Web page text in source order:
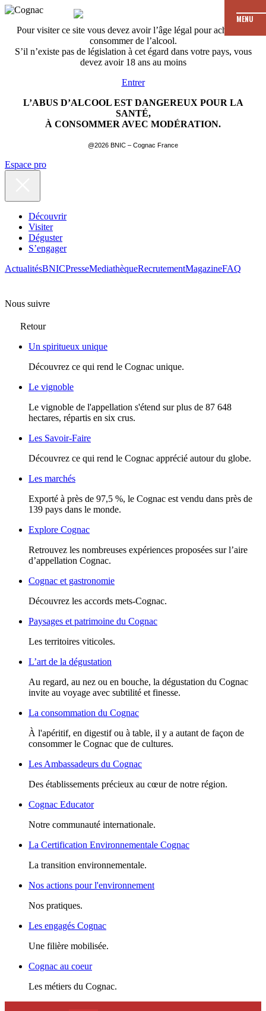
Pour visiter ce site vous devez avoir l’âge légal pour acheter et
consommer de l’alcool.
S’il n’existe pas de législation à cet égard dans votre pays, vous
devez avoir 18 ans au moins
Entrer
L’ABUS D’ALCOOL EST DANGEREUX POUR LA
SANTÉ,
À CONSOMMER AVEC MODÉRATION.
@2026 BNIC – Cognac France
MENU
Espace pro
Découvrir
Visiter
Déguster
S’engager
ActualitésBNICPresseMediathèqueRecrutementMagazineFAQ
Nous suivre
Retour
Un spiritueux unique
Découvrez ce qui rend le Cognac unique.
Le vignoble
Le vignoble de l'appellation s'étend sur plus de 87 648
hectares, répartis en six crus.
Les Savoir-Faire
Découvrez ce qui rend le Cognac apprécié autour du globe.
Les marchés
Exporté à près de 97,5 %, le Cognac est vendu dans près de
139 pays dans le monde.
Explore Cognac
Retrouvez les nombreuses expériences proposées sur l’aire
d’appellation Cognac.
Cognac et gastronomie
Découvrez les accords mets-Cognac.
Paysages et patrimoine du Cognac
Les territoires viticoles.
L’art de la dégustation
Au regard, au nez ou en bouche, la dégustation du Cognac
invite au voyage avec subtilité et finesse.
La consommation du Cognac
À l'apéritif, en digestif ou à table, il y a autant de façon de
consommer le Cognac que de cultures.
Les Ambassadeurs du Cognac
Des établissements précieux au cœur de notre région.
Cognac Educator
Notre communauté internationale.
La Certification Environnementale Cognac
La transition environnementale.
Nos actions pour l'environnement
Nos pratiques.
Les engagés Cognac
Une filière mobilisée.
Cognac au coeur
Les métiers du Cognac.